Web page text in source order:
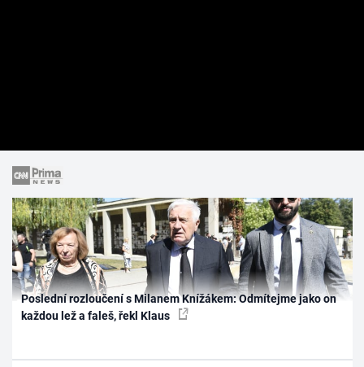
Poslední rozloučení s Milanem Knížákem: Odmítejme jako on
každou lež a faleš, řekl Klaus